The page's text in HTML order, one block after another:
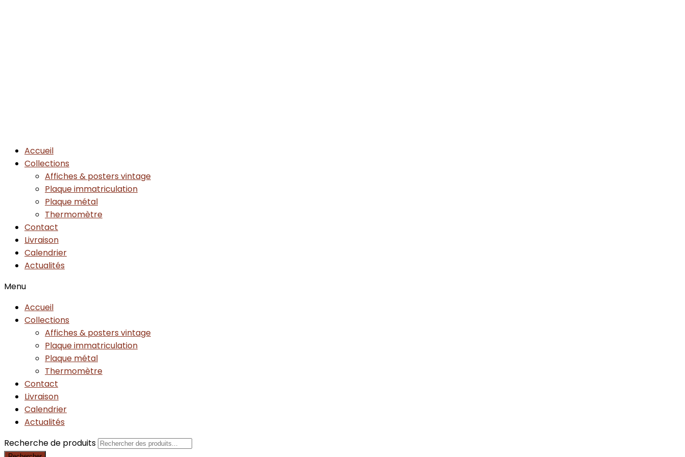
Accueil
Collections
Affiches & posters vintage
Plaque immatriculation
Plaque métal
Thermomètre
Contact
Livraison
Calendrier
Actualités
Menu
Accueil
Collections
Affiches & posters vintage
Plaque immatriculation
Plaque métal
Thermomètre
Contact
Livraison
Calendrier
Actualités
Recherche de produits